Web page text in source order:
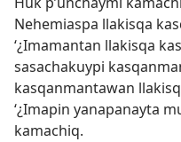
Nehemiaspa llakisqa
‘¿Imamantan llakisqa
sasachakuypi
kasqanmantawan
‘¿Imapin yanapanayta
kamachiq.